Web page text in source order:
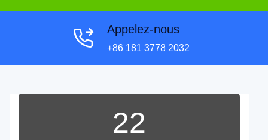
Appelez-nous
+86 181 3778 2032
22